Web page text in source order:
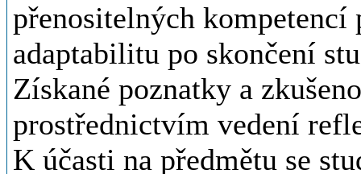
přenositelných
adaptabilitu po skončení
Získané poznatky a
prostřednictvím vedení
K účasti na předmětu se